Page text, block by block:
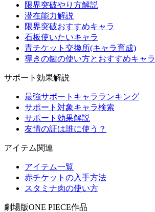
限界突破やり方解説
潜在能力解説
限界突破おすすめキャラ
石板使いたいキャラ
青チケット交換所(キャラ育成)
導きの鍵の使い方とおすすめキャラ
サポート効果解説
最強サポートキャラランキング
サポート対象キャラ検索
サポート効果解説
友情の証は誰に使う？
アイテム関連
アイテム一覧
赤チケットの入手方法
スタミナ肉の使い方
劇場版ONE PIECE作品